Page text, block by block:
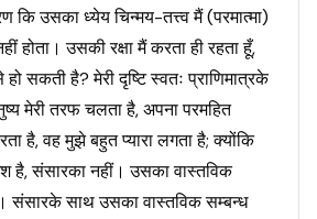
कि उसका ध्येय चिन्मय-तत्त्व मैं (परमात्मा)
होता। उसकी रक्षा मैं करता ही रहता हूँ,
सकती है? मेरी दृष्टि स्वतः प्राणिमात्रके
मेरी तरफ चलता है, अपना परमहित
है, वह मुझे बहुत प्यारा लगता है; क्योंकि
है, संसारका नहीं। उसका वास्तविक
संसारके साथ उसका वास्तविक सम्बन्ध